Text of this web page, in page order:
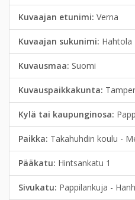
Kuvaajan etunimi: Verna
Kuvaajan sukunimi: Hahtola
Kuvausmaa: Suomi
Kuvauspaikkakunta:
Kylä tai kaupunginosa:
Paikka: Takahuhdin koulu -
Pääkatu: Hintsankatu 1
Sivukatu: Pappilankuja -